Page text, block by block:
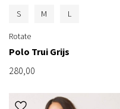
S M L
Rotate
Polo Trui Grijs
280,00